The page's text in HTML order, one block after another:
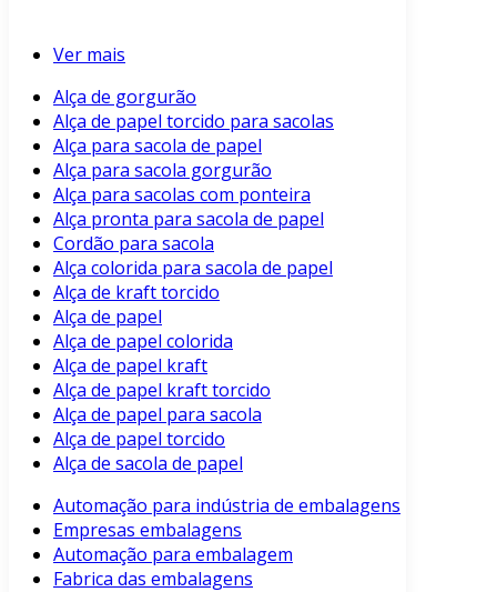
Ver mais
Alça de gorgurão
Alça de papel torcido para sacolas
Alça para sacola de papel
Alça para sacola gorgurão
Alça para sacolas com ponteira
Alça pronta para sacola de papel
Cordão para sacola
Alça colorida para sacola de papel
Alça de kraft torcido
Alça de papel
Alça de papel colorida
Alça de papel kraft
Alça de papel kraft torcido
Alça de papel para sacola
Alça de papel torcido
Alça de sacola de papel
Automação para indústria de embalagens
Empresas embalagens
Automação para embalagem
Fabrica das embalagens